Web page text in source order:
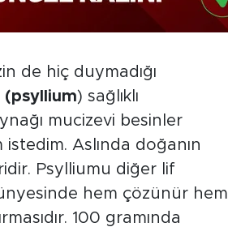
de hiç duymadığı
(psyllium) sağlıklı
mucizevi besinler
Aslında doğanın
Psylliumu diğer lif
hem çözünür hem
100 gramında